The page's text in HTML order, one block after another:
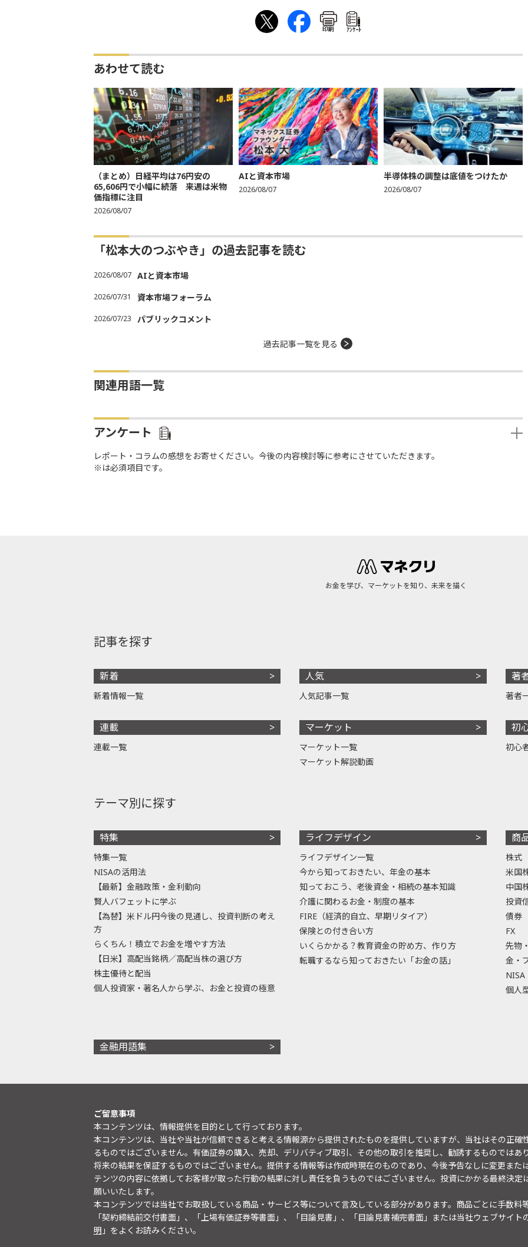
印刷 ｱﾝｹｰﾄ
あわせて読む
（まとめ）日経平均は76円安の
65,606円で小幅に続落 来週は米物
価指標に注目
2026/08/07
AIと資本市場
2026/08/07
半導体株の調整は底値をつけたか
2026/08/07
「松本大のつぶやき」の過去記事を読む
2026/08/07 AIと資本市場
2026/07/31 資本市場フォーラム
2026/07/23 パブリックコメント
過去記事一覧を見る
関連用語一覧
アンケート
レポート・コラムの感想をお寄せください。今後の内容検討等に参考にさせていただきます。
※は必須項目です。
お金を学び、マーケットを知り、未来を描く
記事を探す
新着
新着情報一覧
連載
連載一覧
人気
人気記事一覧
マーケット
マーケット一覧
マーケット解説動画
著
著者
初
初心
テーマ別に探す
特集
特集一覧
NISAの活用法
【最新】金融政策・金利動向
賢人バフェットに学ぶ
【為替】米ドル円今後の見通し、投資判断の考え
方
らくちん！積立でお金を増やす方法
【日米】高配当銘柄／高配当株の選び方
株主優待と配当
個人投資家・著名人から学ぶ、お金と投資の極意
ライフデザイン
ライフデザイン一覧
今から知っておきたい、年金の基本
知っておこう、老後資金・相続の基本知識
介護に関わるお金・制度の基本
FIRE（経済的自立、早期リタイア）
保険との付き合い方
いくらかかる？教育資金の貯め方、作り方
転職するなら知っておきたい「お金の話」
商
株式
米国
中国
投資
債券
FX
先物
金・
NISA
個人
金融用語集
ご留意事項
本コンテンツは、情報提供を目的として行っております。
本コンテンツは、当社や当社が信頼できると考える情報源から提供されたものを提供していますが、当社はその正
るものではございません。有価証券の購入、売却、デリバティブ取引、その他の取引を推奨し、勧誘するものでは
将来の結果を保証するものではございません。提供する情報等は作成時現在のものであり、今後予告なしに変更また
テンツの内容に依拠してお客様が取った行動の結果に対し責任を負うものではございません。投資にかかる最終決
願いいたします。
本コンテンツでは当社でお取扱している商品・サービス等について言及している部分があります。商品ごとに手数料
「契約締結前交付書面」、「上場有価証券等書面」、「目論見書」、「目論見書補完書面」または当社ウェブサイト
明 」をよくお読みください。